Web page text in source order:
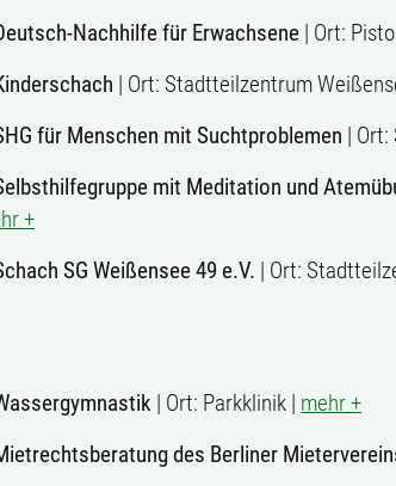
Nachhilfe für Erwachsene | Ort:
| Ort: Stadtteilzentrum
für Menschen mit Suchtproblemen |
mit Meditation und
+
SG Weißensee 49 e.V. | Ort:
| Ort: Parkklinik | mehr +
des Berliner